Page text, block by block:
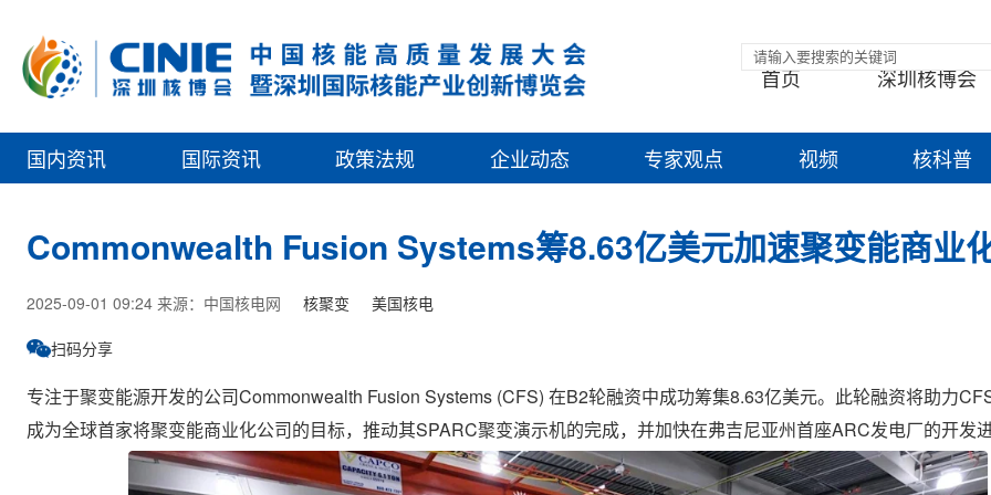
首页 深圳核博会
国内资讯 国际资讯 政策法规 企业动态 专家观点 视频 核科普
Commonwealth Fusion Systems筹8.63亿美元加速聚变能商业
2025-09-01 09:24 来源：中国核电网 核聚变 美国核电
扫码分享
专注于聚变能源开发的公司Commonwealth Fusion Systems (CFS) 在B2轮融资中成功筹集8.63亿美元。此轮融资将助力
成为全球首家将聚变能商业化公司的目标，推动其SPARC聚变演示机的完成，并加快在弗吉尼亚州首座ARC发电厂的开发